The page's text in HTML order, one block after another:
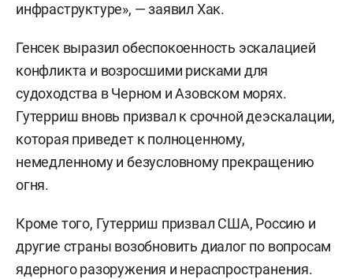
инфраструктуре», — заявил Хак.
Генсек выразил обеспокоенность эскалацией
конфликта и возросшими рисками для
судоходства в Черном и Азовском морях.
Гутерриш вновь призвал к срочной деэскалации,
которая приведет к полноценному,
немедленному и безусловному прекращению
огня.
Кроме того, Гутерриш призвал США, Россию и
другие страны возобновить диалог по вопросам
ядерного разоружения и нераспространения.